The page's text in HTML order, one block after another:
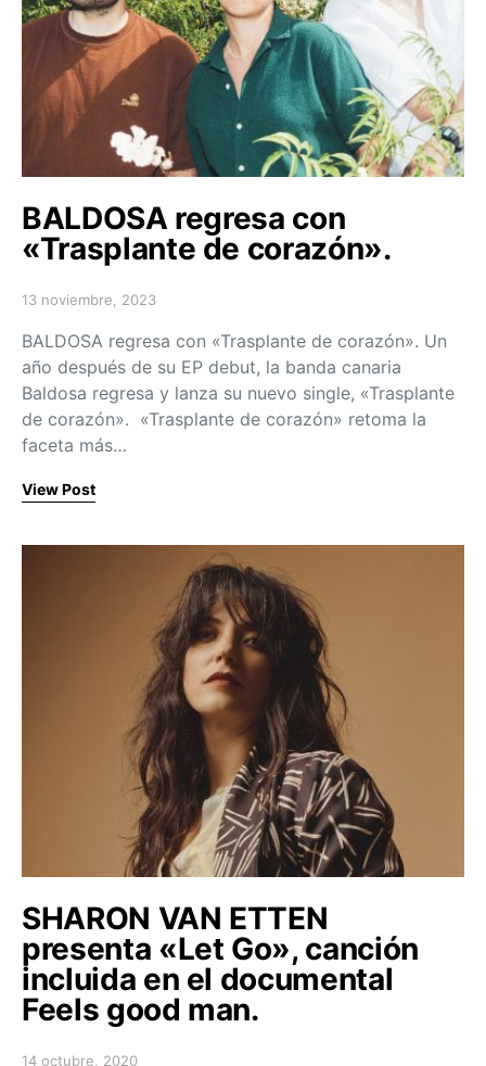
BALDOSA regresa con
«Trasplante de corazón».
Posted on
13 noviembre, 2023
BALDOSA regresa con «Trasplante de corazón». Un
año después de su EP debut, la banda canaria
Baldosa regresa y lanza su nuevo single, «Trasplante
de corazón». «Trasplante de corazón» retoma la
faceta más…
View Post
SHARON VAN ETTEN
presenta «Let Go», canción
incluida en el documental
Feels good man.
14 octubre, 2020